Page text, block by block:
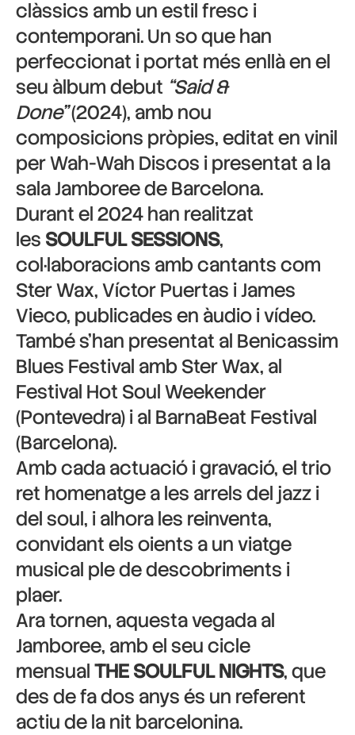
clàssics amb un estil fresc i
contemporani. Un so que han
perfeccionat i portat més enllà en el
seu àlbum debut “Said &
Done”(2024), amb nou
composicions pròpies, editat en vinil
per Wah-Wah Discos i presentat a la
sala Jamboree de Barcelona.
Durant el 2024 han realitzat
les SOULFUL SESSIONS,
col·laboracions amb cantants com
Ster Wax, Víctor Puertas i James
Vieco, publicades en àudio i vídeo.
També s’han presentat al Benicassim
Blues Festival amb Ster Wax, al
Festival Hot Soul Weekender
(Pontevedra) i al BarnaBeat Festival
(Barcelona).
Amb cada actuació i gravació, el trio
ret homenatge a les arrels del jazz i
del soul, i alhora les reinventa,
convidant els oients a un viatge
musical ple de descobriments i
plaer.
Ara tornen, aquesta vegada al
Jamboree, amb el seu cicle
mensualTHE SOULFUL NIGHTS, que
des de fa dos anys és un referent
actiu de la nit barcelonina.